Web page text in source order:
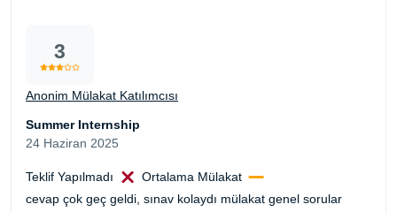
3
Anonim Mülakat Katılımcısı
Summer Internship
24 Haziran 2025
Teklif Yapılmadı
Ortalama Mülakat
cevap çok geç geldi, sınav kolaydı mülakat genel sorular